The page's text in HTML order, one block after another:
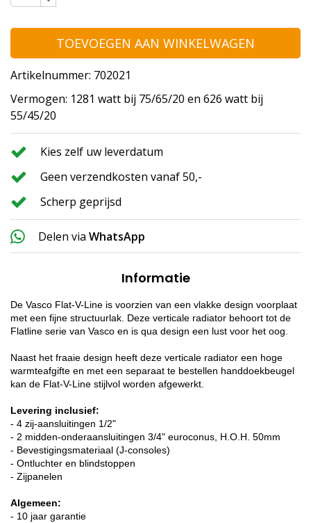
TOEVOEGEN AAN WINKELWAGEN
Artikelnummer: 702021
Vermogen: 1281 watt bij 75/65/20 en 626 watt bij
55/45/20
Kies zelf uw leverdatum
Geen verzendkosten vanaf 50,-
Scherp geprijsd
Delen via WhatsApp
Informatie
De Vasco Flat-V-Line is voorzien van een vlakke design voorplaat
met een fijne structuurlak. Deze verticale radiator behoort tot de
Flatline serie van Vasco en is qua design een lust voor het oog.
Naast het fraaie design heeft deze verticale radiator een hoge
warmteafgifte en met een separaat te bestellen handdoekbeugel
kan de Flat-V-Line stijlvol worden afgewerkt.
Levering inclusief:
- 4 zij-aansluitingen 1/2"
- 2 midden-onderaansluitingen 3/4" euroconus, H.O.H. 50mm
- Bevestigingsmateriaal (J-consoles)
- Ontluchter en blindstoppen
- Zijpanelen
Algemeen:
- 10 jaar garantie